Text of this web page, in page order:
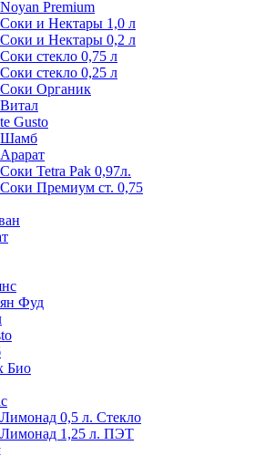
Premium
Соки и Нектары 1,0 л
Соки и Нектары 0,2 л
Соки стекло 0,75 л
Соки стекло 0,25 л
Соки Органик
Gusto
Соки Tetra Pak 0,97л.
Соки Премиум ст. 0,75
Фуд
Био
Лимонад 0,5 л. Стекло
Лимонад 1,25 л. ПЭТ